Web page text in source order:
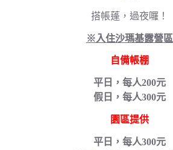
搭帳蓬，過夜囉！
※入住沙瑪基露營區
自備帳棚
平日，每人200元
假日，每人300元
園區提供
平日，每人300元